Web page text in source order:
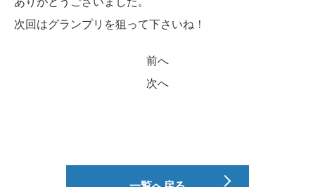
次回はグランプリを狙って下さいね！
前へ
次へ